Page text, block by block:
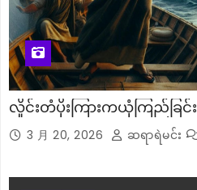
လှိုင်းတံပိုးကြားကယုံကြည်ခြင်း
3 月 20, 2026 ဆရာရဲမင်း